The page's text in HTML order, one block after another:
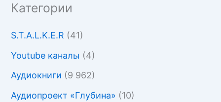
Категории
S.T.A.L.K.E.R (41)
Youtube каналы (4)
Аудиокниги (9 962)
Аудиопроект «Глубина» (10)